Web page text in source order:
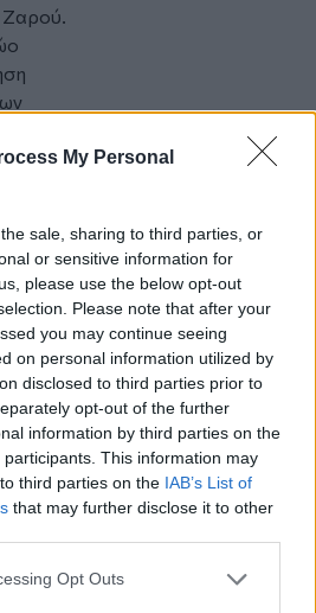
My Personal
sale, sharing to third parties, or
or sensitive information for
please use the below opt-out
Please note that after your
you may continue seeing
on personal information utilized by
disclosed to third parties prior to
opt-out of the further
information by third parties on the
participants. This information may
third parties on the IAB’s List of
that may further disclose it to other
Opt Outs
Ζαρού.
σιγής
Ζαρού, κος Δρίτσας
Πόμπιας
θεία λειτουργία στον
Πόμπιας.
Δοξολογία στον Ιερό
Πόμπιας.
ημέρας θα εκφωνήσει ο
του Λυκείου Πόμπιας,